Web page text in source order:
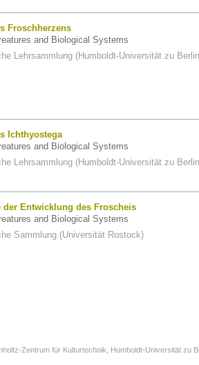
Froschherzens
and Biological Systems
Lehrsammlung (Humboldt-Universität zu
Ichthyostega
and Biological Systems
Lehrsammlung (Humboldt-Universität zu
der Entwicklung des Froscheis
and Biological Systems
Sammlung (Universität Rostock)
Zentrum für Kulturtechnik, Humboldt-Universität zu